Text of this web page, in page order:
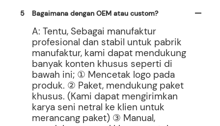
5 Bagaimana dengan OEM atau custom?
A: Tentu, Sebagai manufaktur
profesional dan stabil untuk pabrik
manufaktur, kami dapat mendukung
banyak konten khusus seperti di
bawah ini; ① Mencetak logo pada
produk. ② Paket, mendukung paket
khusus. (Kami dapat mengirimkan
karya seni netral ke klien untuk
merancang paket) ③ Manual,